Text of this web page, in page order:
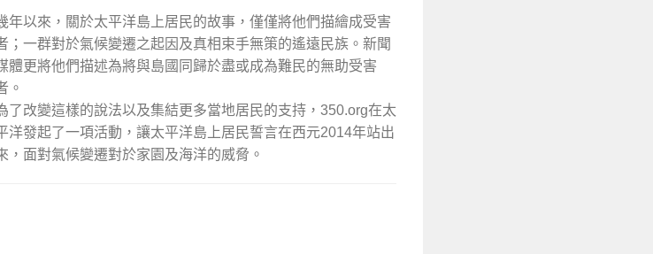
年以來，關於太平洋島上居民的故事，僅僅將他們描繪成受害
；一群對於氣候變遷之起因及真相束手無策的遙遠民族。新聞
體更將他們描述為將與島國同歸於盡或成為難民的無助受害
。
了改變這樣的說法以及集結更多當地居民的支持，350.org在太
洋發起了一項活動，讓太平洋島上居民誓言在西元2014年站出
，面對氣候變遷對於家園及海洋的威脅。